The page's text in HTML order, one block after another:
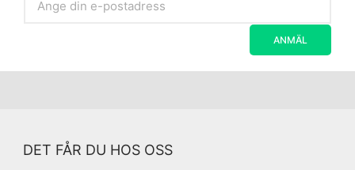
DET FÅR DU HOS OSS